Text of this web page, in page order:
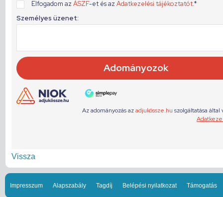
Vissza
Impresszum Alapszabály Tagdíj Belépési nyilatkozat Támogatás